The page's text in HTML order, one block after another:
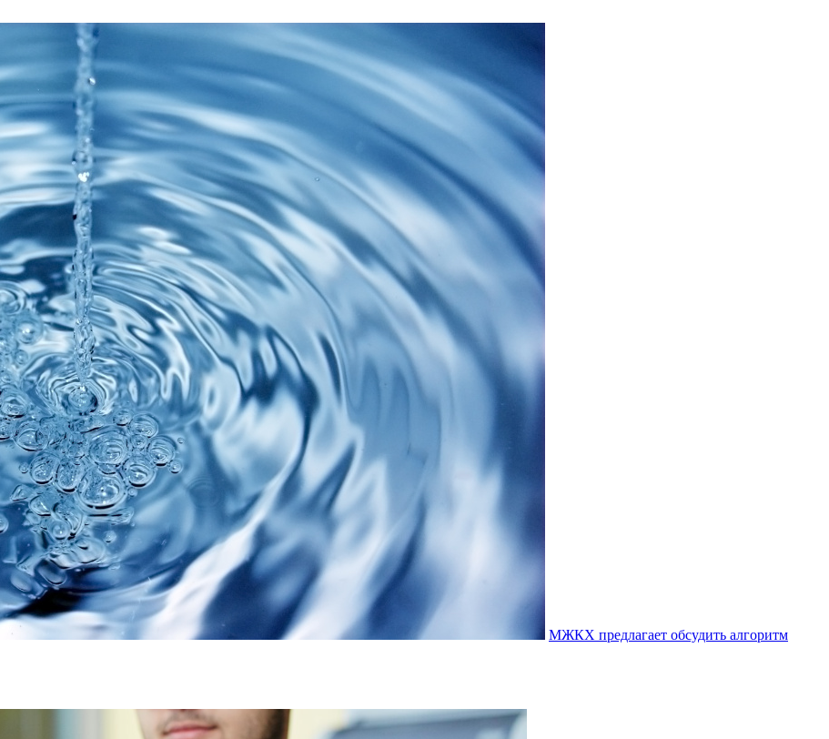
МЖКХ предлагает обсудить алгоритм